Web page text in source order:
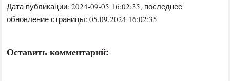
Дата публикации:2024-09-05 16:02:35, последнее
обновление страницы: 05.09.2024 16:02:35
Оставить комментарий: